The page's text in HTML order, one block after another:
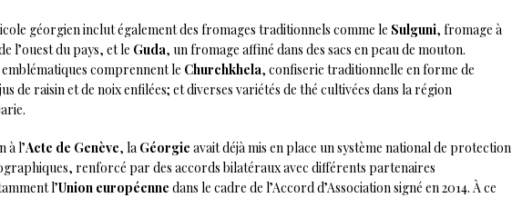
géorgien inclut également des fromages traditionnels comme le Sulguni, fromage à
l’ouest du pays, et le Guda, un fromage affiné dans des sacs en peau de mouton.
comprennent le Churchkhela, confiserie traditionnelle en forme de
de raisin et de noix enfilées; et diverses variétés de thé cultivées dans la région
à l’Acte de Genève, la Géorgie avait déjà mis en place un système national de protection
renforcé par des accords bilatéraux avec différents partenaires
l’Union européenne dans le cadre de l’Accord d’Association signé en 2014. À ce